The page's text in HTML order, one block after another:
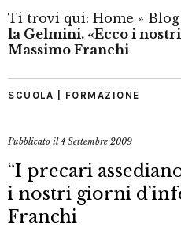
Ti trovi qui: Home » Blog
la Gelmini. «Ecco i
Massimo Franchi
SCUOLA | FORMAZIONE
Pubblicato il4 Settembre 2009
“I precari
i nostri giorni
Franchi